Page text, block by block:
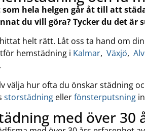
som hela helgen går åt till att
du vill göra? Tycker du det är
helt rätt. Låt oss ta hand om
hemstädning i Kalmar, Växjö,
.
välja hur ofta du önskar städning
storstädning ellerfönsterputsning
med över 30